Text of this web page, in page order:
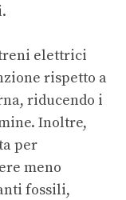
elettrici
rispetto a
riducendo i
Inoltre,
per
meno
fossili,